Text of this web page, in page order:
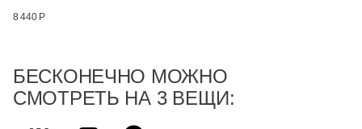
8 440 Р
БЕСКОНЕЧНО МОЖНО
СМОТРЕТЬ НА 3 ВЕЩИ: